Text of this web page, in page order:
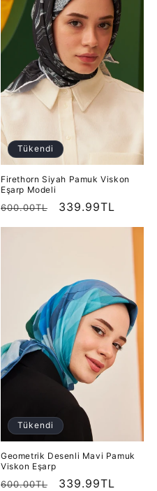
Tükendi
Firethorn Siyah Pamuk Viskon
Eşarp Modeli
Normal
600.00TL
İndirimli
339.99TL
Tükendi
Geometrik Desenli Mavi Pamuk
Viskon Eşarp
Normal
600.00TL
İndirimli
339.99TL